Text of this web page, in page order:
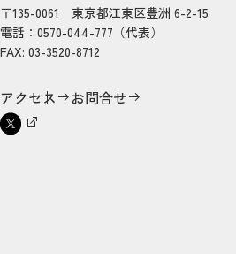
〒135-0061 東京都江東区豊洲 6-2-15
電話：0570-044-777（代表）
FAX: 03-3520-8712
アクセス お問合せ